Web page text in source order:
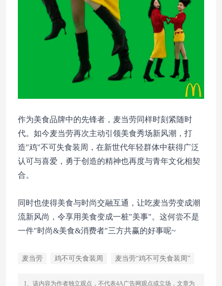
作为美食品牌中的先锋者，麦当劳同样时刻紧随时
代。如今麦当劳再次主动引领美食秀场新风潮，打
造"鸡"不可失食装周，在新世代年轻群体中获得广泛
认可与喜爱，勇于创造的精神也再度与青年文化相契
合。
同时也使得美食与时尚交融互通，让吃麦当劳变成潮
流新风尚，令享用美食变成一桩"美事"。这何尝不是
一件"时尚&美食&消费者"三方共赢的好事呢~
麦当劳 鸡不可失食装周 麦当劳“鸡不可失食装周”
1、该内容为作者独立观点，不代表4A广告网观点或立场，文章为